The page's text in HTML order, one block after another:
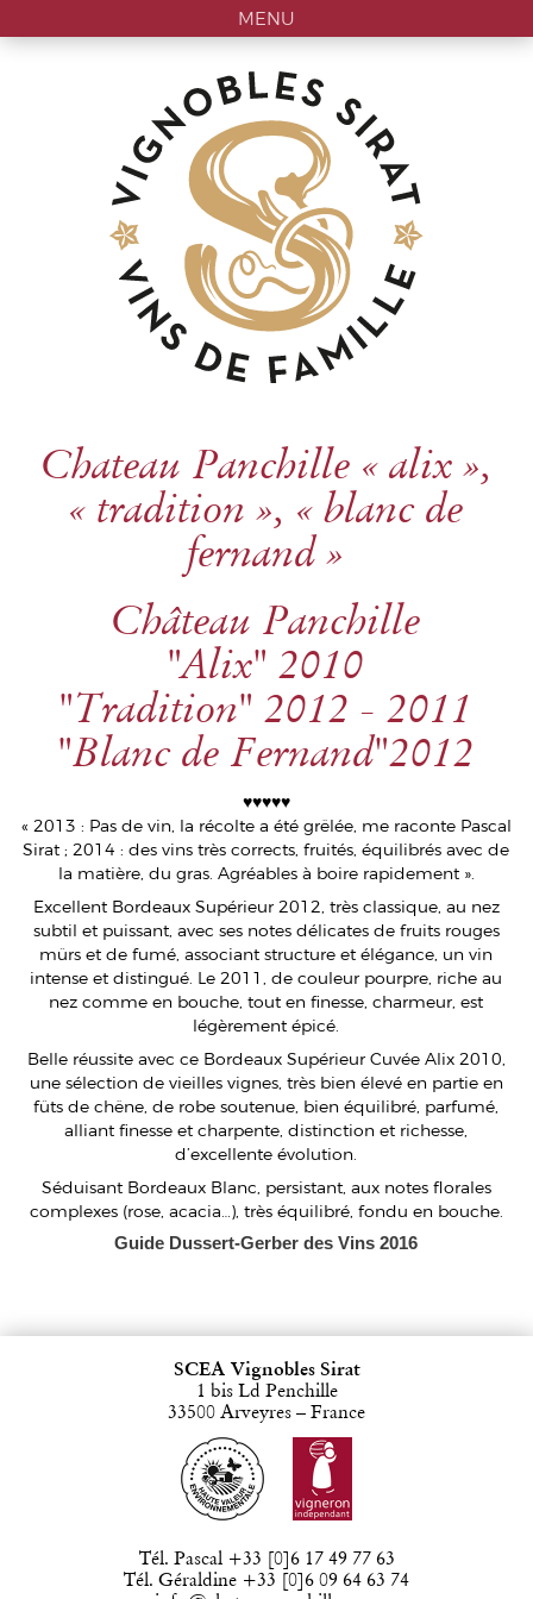
MENU
Chateau Panchille « alix »,
« tradition », « blanc de
fernand »
Château Panchille
"Alix" 2010
"Tradition" 2012 - 2011
"Blanc de Fernand"2012
♥♥♥♥♥
« 2013 : Pas de vin, la récolte a été grêlée, me raconte Pascal
Sirat ; 2014 : des vins très corrects, fruités, équilibrés avec de
la matière, du gras. Agréables à boire rapidement ».
Excellent Bordeaux Supérieur 2012, très classique, au nez
subtil et puissant, avec ses notes délicates de fruits rouges
mûrs et de fumé, associant structure et élégance, un vin
intense et distingué. Le 2011, de couleur pourpre, riche au
nez comme en bouche, tout en finesse, charmeur, est
légèrement épicé.
Belle réussite avec ce Bordeaux Supérieur Cuvée Alix 2010,
une sélection de vieilles vignes, très bien élevé en partie en
fûts de chêne, de robe soutenue, bien équilibré, parfumé,
alliant finesse et charpente, distinction et richesse,
d’excellente évolution.
Séduisant Bordeaux Blanc, persistant, aux notes florales
complexes (rose, acacia…), très équilibré, fondu en bouche.
Guide Dussert-Gerber des Vins 2016
SCEA Vignobles Sirat
1 bis Ld Penchille
33500 Arveyres – France
Tél. Pascal +33 [0]6 17 49 77 63
Tél. Géraldine +33 [0]6 09 64 63 74